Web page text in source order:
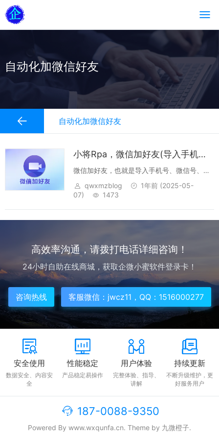
自动化加微信好友
自动化加微信好友
小将Rpa，微信加好友(导入手机号)，视频教程
微信加好友，也就是导入手机号、微信号、QQ
号，自动化模拟人工加好友，批量导入数据加
好友、爆粉软件。...
qwxmzblog 1年前 (2025-05-
07)
1473
高效率沟通，请拨打电话详细咨询！
24小时自助在线商城，获取企微小蜜软件登录卡！
咨询热线 客服微信：jwcz11，QQ：1516000277
安全使用
数据安全、内容安
全
性能稳定
产品稳定易操作
用户体验
完整体验、指导、
讲解
持续更新
不断升级维护，更
好服务用户
187-0088-9350
Powered By www.wxqunfa.cn. Theme by 九微橙子.